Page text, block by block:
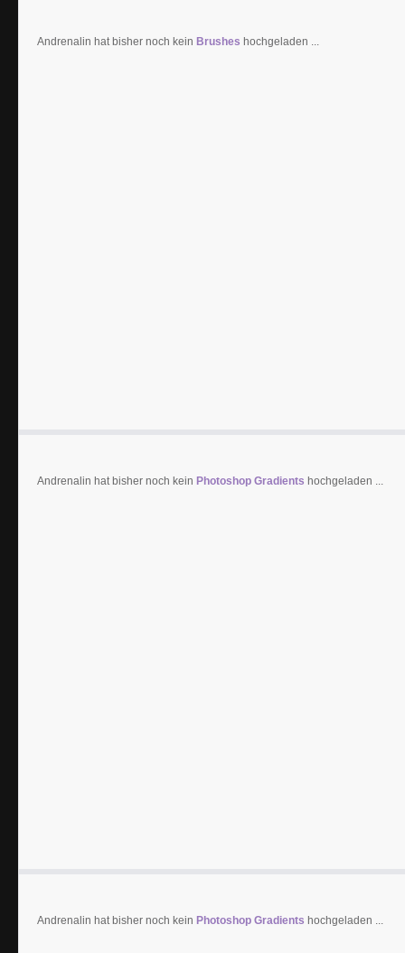
Andrenalin hat bisher noch kein Brushes hochgeladen ...
Andrenalin hat bisher noch kein Photoshop Gradients hochgeladen ...
Andrenalin hat bisher noch kein Photoshop Gradients hochgeladen ...